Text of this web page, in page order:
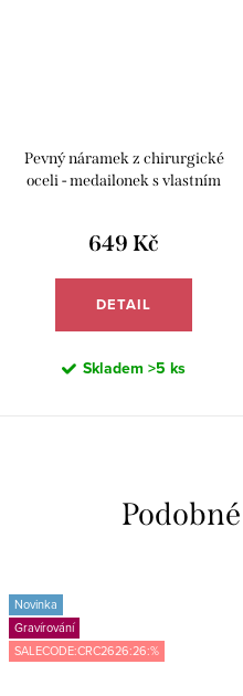
Pevný náramek z chirurgické
oceli - medailonek s vlastním
649 Kč
DETAIL
Skladem >5 ks
Novinka
Gravírování
SALECODE:CRC2626:26:%